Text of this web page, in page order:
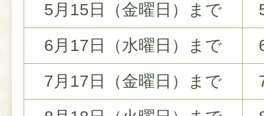
5月15日（金曜日）まで
6月17日（水曜日）まで
7月17日（金曜日）まで